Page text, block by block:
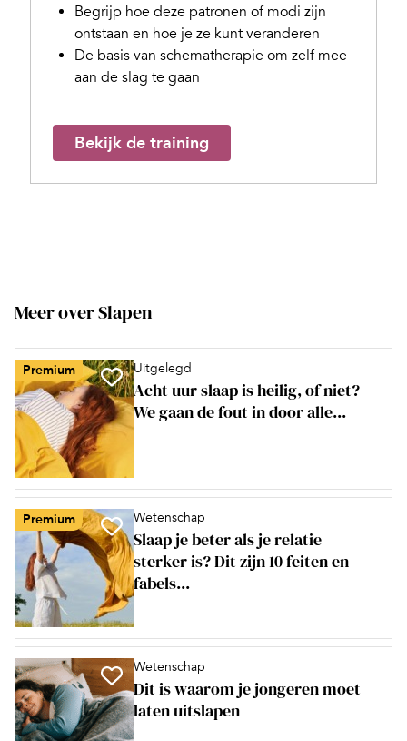
Begrijp hoe deze patronen of modi zijn
ontstaan en hoe je ze kunt veranderen
De basis van schematherapie om zelf mee
aan de slag te gaan
Bekijk de training
Meer over Slapen
Premium Uitgelegd
Acht uur slaap is heilig, of niet?
We gaan de fout in door alle...
Premium Wetenschap
Slaap je beter als je relatie
sterker is? Dit zijn 10 feiten en
fabels...
Wetenschap
Dit is waarom je jongeren moet
laten uitslapen